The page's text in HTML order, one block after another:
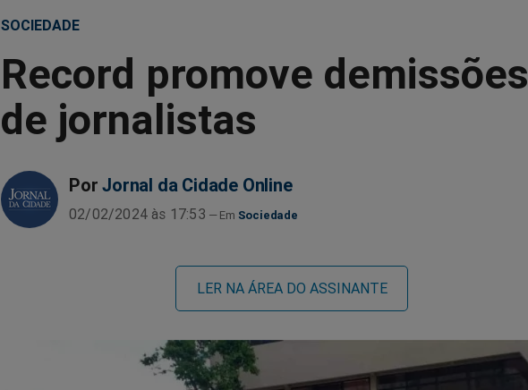
SOCIEDADE
Record promove demissões
de jornalistas
Por Jornal da Cidade Online
02/02/2024 às 17:53 Sociedade
LER NA ÁREA DO ASSINANTE